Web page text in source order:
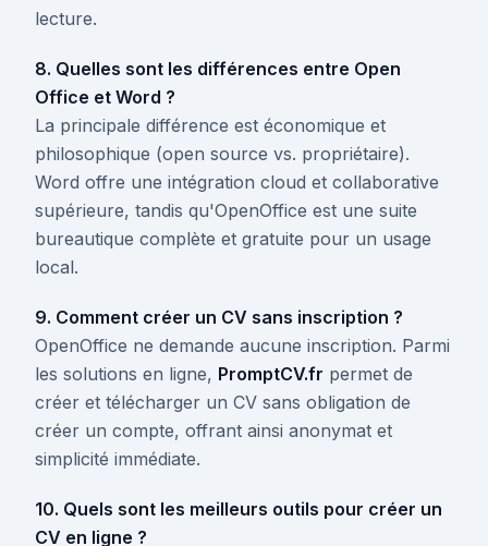
lecture.
8. Quelles sont les différences entre Open
Office et Word ?
La principale différence est économique et
philosophique (open source vs. propriétaire).
Word offre une intégration cloud et collaborative
supérieure, tandis qu'OpenOffice est une suite
bureautique complète et gratuite pour un usage
local.
9. Comment créer un CV sans inscription ?
OpenOffice ne demande aucune inscription. Parmi
les solutions en ligne, PromptCV.fr permet de
créer et télécharger un CV sans obligation de
créer un compte, offrant ainsi anonymat et
simplicité immédiate.
10. Quels sont les meilleurs outils pour créer un
CV en ligne ?